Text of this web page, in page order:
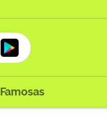
Famosas